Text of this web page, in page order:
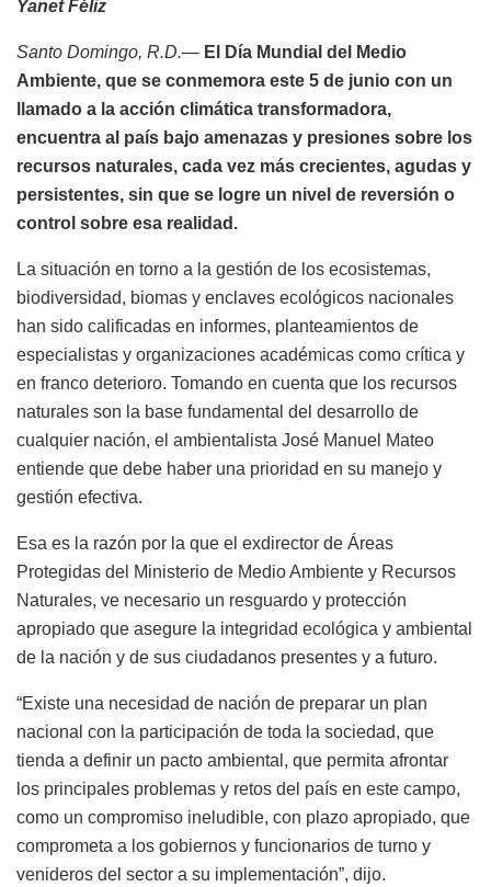
Yanet Féliz
Santo Domingo, R.D.— El Día Mundial del Medio
Ambiente, que se conmemora este 5 de junio con un
llamado a la acción climática transformadora,
encuentra al país bajo amenazas y presiones sobre los
recursos naturales, cada vez más crecientes, agudas y
persistentes, sin que se logre un nivel de reversión o
control sobre esa realidad.
La situación en torno a la gestión de los ecosistemas,
biodiversidad, biomas y enclaves ecológicos nacionales
han sido calificadas en informes, planteamientos de
especialistas y organizaciones académicas como crítica y
en franco deterioro. Tomando en cuenta que los recursos
naturales son la base fundamental del desarrollo de
cualquier nación, el ambientalista José Manuel Mateo
entiende que debe haber una prioridad en su manejo y
gestión efectiva.
Esa es la razón por la que el exdirector de Áreas
Protegidas del Ministerio de Medio Ambiente y Recursos
Naturales, ve necesario un resguardo y protección
apropiado que asegure la integridad ecológica y ambiental
de la nación y de sus ciudadanos presentes y a futuro.
“Existe una necesidad de nación de preparar un plan
nacional con la participación de toda la sociedad, que
tienda a definir un pacto ambiental, que permita afrontar
los principales problemas y retos del país en este campo,
como un compromiso ineludible, con plazo apropiado, que
comprometa a los gobiernos y funcionarios de turno y
venideros del sector a su implementación”, dijo.